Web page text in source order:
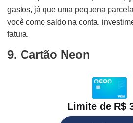
gastos, já que uma pequena
você como saldo na conta,
fatura.
9. Cartão Neon
Limite de R$